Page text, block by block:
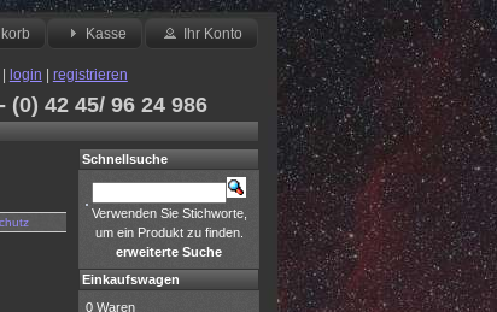
Kasse Ihr Konto
login registrieren
(0) 42 45/ 96 24 986
Schnellsuche
Verwenden Sie Stichworte,
um ein Produkt zu finden.
erweiterte Suche
Einkaufswagen
0 Waren